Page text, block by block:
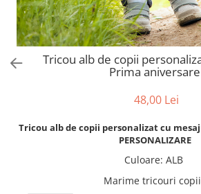
Set cadou
Tricou alb de copii
Prima aniversare
48,00 Lei
Tricou alb de copii personalizat cu
PERSONALIZARE
Culoare: ALB
Marime tricouri copii